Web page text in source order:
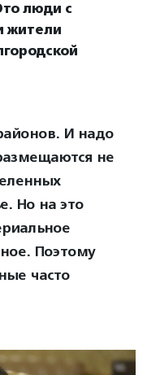
люди с
жители
И надо
не
Но на это
Поэтому
часто